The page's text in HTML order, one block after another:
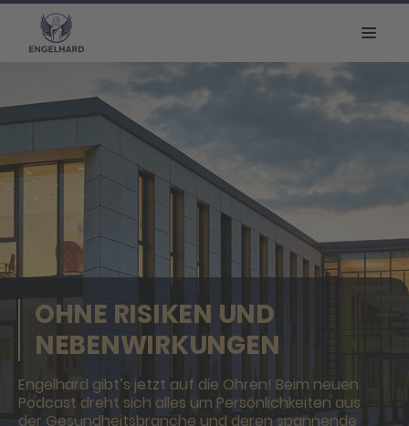
OHNE RISIKEN UND
NEBENWIRKUNGEN
Engelhard gibt’s jetzt auf die Ohren! Beim neuen
Podcast dreht sich alles um Persönlichkeiten aus
der Gesundheitsbranche und deren spannende